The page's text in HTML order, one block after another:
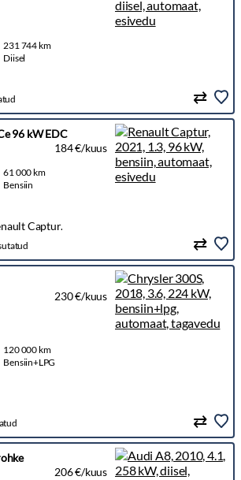
231 744 km
Diisel
96 kW EDC
184 €/kuus
61 000 km
Bensiin
Captur.
230 €/kuus
120 000 km
Bensiin+LPG
206 €/kuus